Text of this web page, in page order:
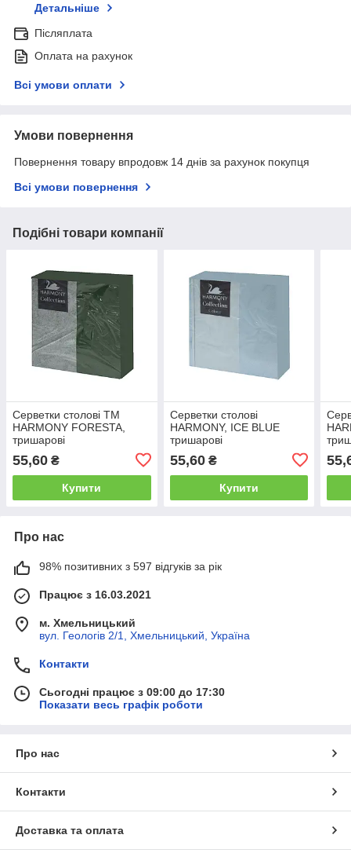
Детальніше
Післяплата
Оплата на рахунок
Всі умови оплати
Умови повернення
Повернення товару впродовж 14 днів за рахунок покупця
Всі умови повернення
Подібні товари компанії
Серветки столові TM
HARMONY FORESTA,
тришарові
55,60 ₴
Купити
Серветки столові
HARMONY, ICE BLUE
тришарові
55,60₴
Купити
Про нас
98% позитивних з 597 відгуків за рік
Працює з 16.03.2021
м. Хмельницький
вул. Геологів 2/1, Хмельницький, Україна
Контакти
Сьогодні працює з 09:00 до 17:30
Показати весь графік роботи
Про нас
Контакти
Доставка та оплата